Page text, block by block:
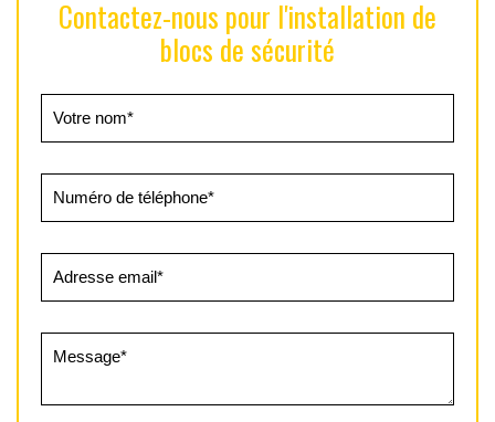
Contactez-nous pour l'installation de
blocs de sécurité